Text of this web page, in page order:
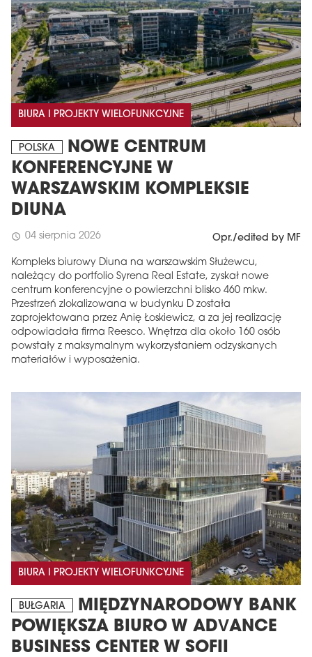
BIURA I PROJEKTY WIELOFUNKCYJNE
POLSKA
NOWE CENTRUM
KONFERENCYJNE W
WARSZAWSKIM KOMPLEKSIE
DIUNA
schedule 04 sierpnia 2026 Opr./edited by MF
Kompleks biurowy Diuna na warszawskim Służewcu,
należący do portfolio Syrena Real Estate, zyskał nowe
centrum konferencyjne o powierzchni blisko 460 mkw.
Przestrzeń zlokalizowana w budynku D została
zaprojektowana przez Anię Łoskiewicz, a za jej realizację
odpowiadała firma Reesco. Wnętrza dla około 160 osób
powstały z maksymalnym wykorzystaniem odzyskanych
materiałów i wyposażenia.
BIURA I PROJEKTY WIELOFUNKCYJNE
BUŁGARIA
MIĘDZYNARODOWY BANK
POWIĘKSZA BIURO W ADVANCE
BUSINESS CENTER W SOFII